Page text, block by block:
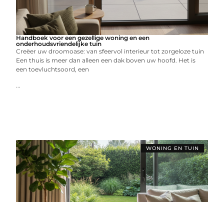
Handboek voor een gezellige woning en een
onderhoudsvriendelijke tuin
Creëer uw droomoase: van sfeervol interieur tot zorgeloze tuin
Een thuis is meer dan alleen een dak boven uw hoofd. Het is
een toevluchtsoord, een
...
WONING EN TUIN